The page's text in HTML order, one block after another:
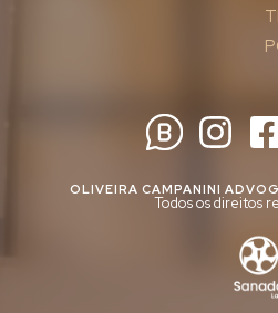
OLIVEIRA CAMPANINI
Todos os direitos